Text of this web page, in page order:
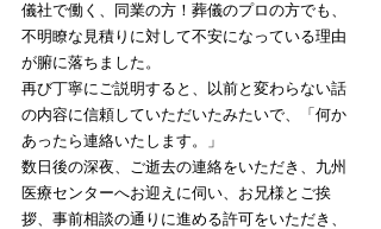
儀社で働く、同業の方！葬儀のプロの方でも、
不明瞭な見積りに対して不安になっている理由
が腑に落ちました。
再び丁寧にご説明すると、以前と変わらない話
の内容に信頼していただいたみたいで、「何か
あったら連絡いたします。」
数日後の深夜、ご逝去の連絡をいただき、九州
医療センターへお迎えに伺い、お兄様とご挨
拶、事前相談の通りに進める許可をいただき、